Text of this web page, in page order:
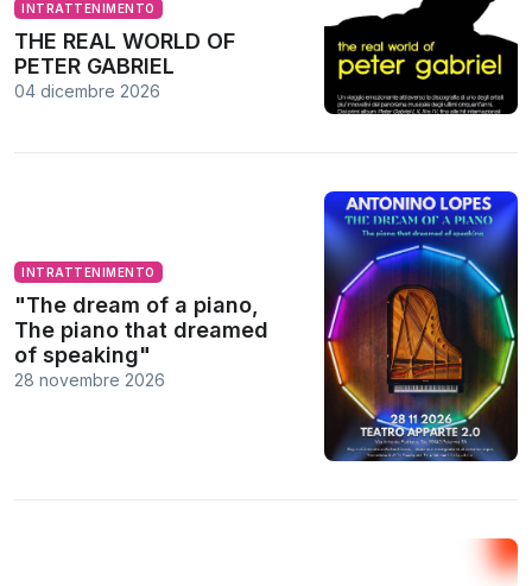
INTRATTENIMENTO
THE REAL WORLD OF
PETER GABRIEL
04 dicembre 2026
INTRATTENIMENTO
"The dream of a piano,
The piano that dreamed
of speaking"
28 novembre 2026